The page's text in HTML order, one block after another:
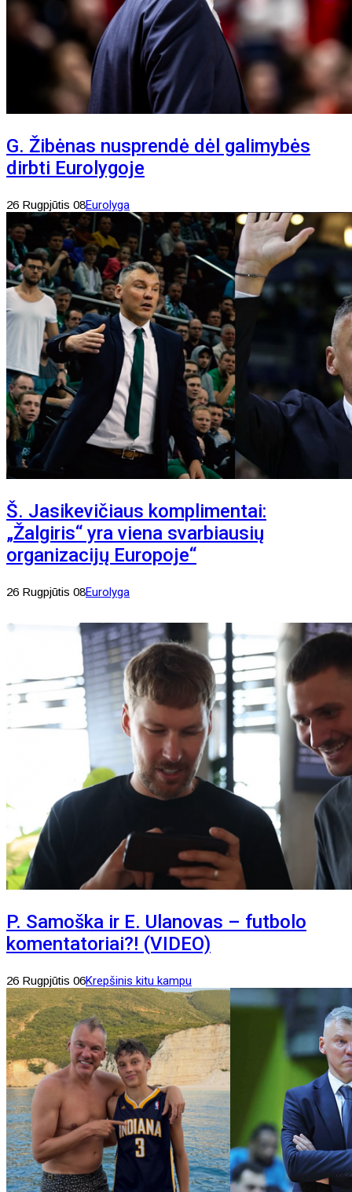
G. Žibėnas nusprendė dėl galimybės
dirbti Eurolygoje
26 Rugpjūtis 08Eurolyga
Š. Jasikevičiaus komplimentai:
„Žalgiris“ yra viena svarbiausių
organizacijų Europoje“
26 Rugpjūtis 08Eurolyga
P. Samoška ir E. Ulanovas – futbolo
komentatoriai?! (VIDEO)
26 Rugpjūtis 06Krepšinis kitu kampu